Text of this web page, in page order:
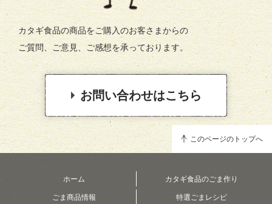
カタギ食品の商品をご購入のお客さまからの
ご質問、ご意見、ご感想を承っております。
お問い合わせはこちら
このページのトップへ
ホーム カタギ食品のごま作り
ごま商品情報 特選ごまレシピ